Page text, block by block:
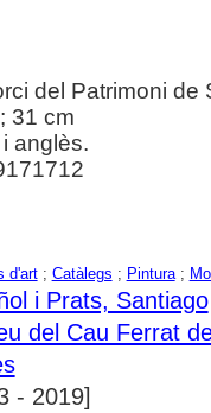
del Patrimoni de
31 cm
anglès.
d'art; Catàlegs ; Pintura;
i Prats, Santiago
del Cau Ferrat
- 2019]